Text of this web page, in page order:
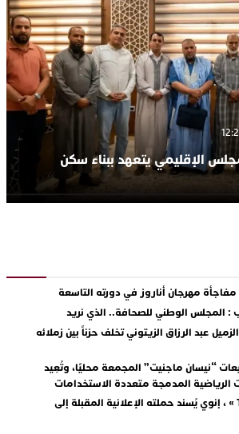
الإقليمي يتعهد ببناء سكن
مهرجان أناروز في دورته التاسعة
: المجلس الوطني للصحافة.. الذي نريد
عبد الرزاق الزيتوني تخلف حزناً بين زملائه
“نيسان ماجنيت” المجمعة محليًا، وتُعِيد
الرياضية المدمجة متعددة الاستخدامات
مع « The Next Ad » ، إنوي يُسند حملته الإعلانية المقبلة إلى